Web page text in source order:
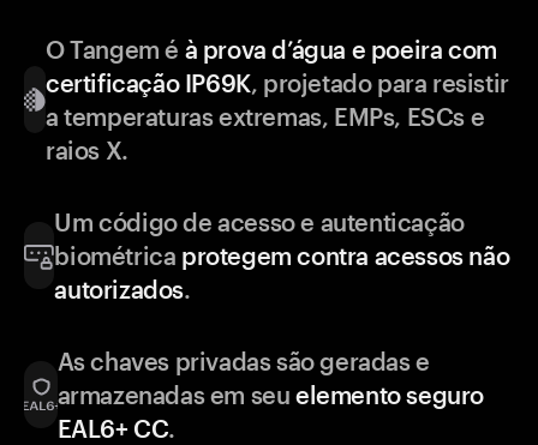
O Tangem é à prova d’água e poeira com
certificação IP69K, projetado para resistir
a temperaturas extremas, EMPs, ESCs e
raios X.
Um código de acesso e autenticação
biométrica protegem contra acessos não
autorizados.
As chaves privadas são geradas e
armazenadas em seu elemento seguro
EAL6+ CC.